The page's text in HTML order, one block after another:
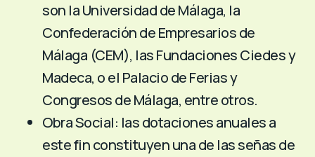
son la Universidad de Málaga, la
Confederación de Empresarios de
Málaga (CEM), las Fundaciones Ciedes y
Madeca, o el Palacio de Ferias y
Congresos de Málaga, entre otros.
Obra Social: las dotaciones anuales a
este fin constituyen una de las señas de